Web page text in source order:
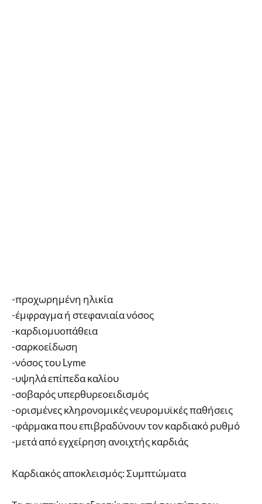
-προχωρημένη ηλικία
-έμφραγμα ή στεφανιαία νόσος
-καρδιομυοπάθεια
-σαρκοείδωση
-νόσος του Lyme
-υψηλά επίπεδα καλίου
-σοβαρός υπερθυρεοειδισμός
-ορισμένες κληρονομικές νευρομυϊκές παθήσεις
-φάρμακα που επιβραδύνουν τον καρδιακό ρυθμό
-μετά από εγχείρηση ανοιχτής καρδιάς
Καρδιακός αποκλεισμός: Συμπτώματα